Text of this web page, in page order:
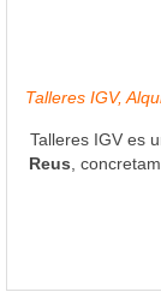
Talleres IGV,
Talleres IGV es
Reus ,